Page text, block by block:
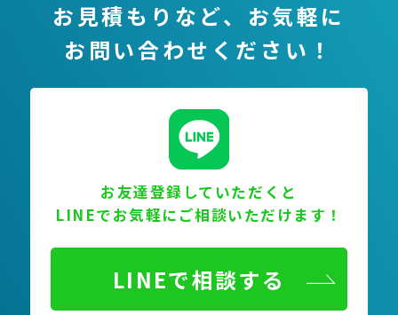
お見積もりなど、 お気軽に
お問い合わせください！
お友達登録していただくと
LINEでお気軽にご相談いただけます！
LINEで相談する